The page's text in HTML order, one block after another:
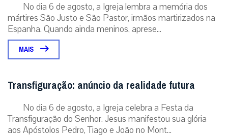
No dia 6 de agosto, a Igreja lembra a memória dos
mártires São Justo e São Pastor, irmãos martirizados na
Espanha. Quando ainda meninos, aprese...
MAIS
Transfiguração: anúncio da realidade futura
No dia 6 de agosto, a Igreja celebra a Festa da
Transfiguração do Senhor. Jesus manifestou sua glória
aos Apóstolos Pedro, Tiago e João no Mont...